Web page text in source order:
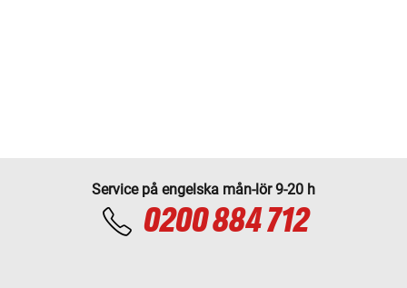
Service på engelska mån-lör 9-20 h
0200 884 712